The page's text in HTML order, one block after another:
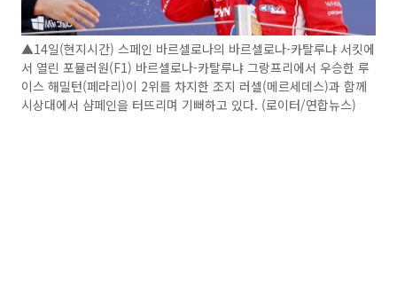
▲14일(현지시간) 스페인 바르셀로나의 바르셀로나-카탈루냐 서킷에
서 열린 포뮬러원(F1) 바르셀로나-카탈루냐 그랑프리에서 우승한 루
이스 해밀턴(페라리)이 2위를 차지한 조지 러셀(메르세데스)과 함께
시상대에서 샴페인을 터뜨리며 기뻐하고 있다. (로이터/연합뉴스)